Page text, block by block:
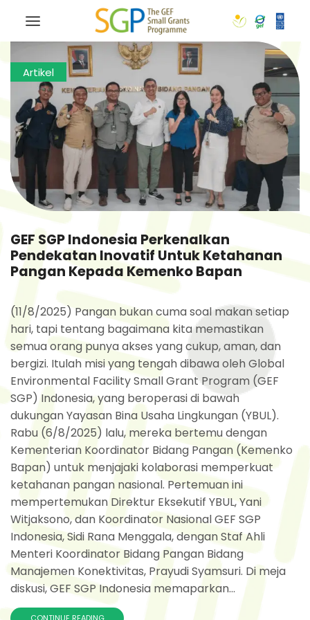
Artikel
GEF SGP Indonesia Perkenalkan
Pendekatan Inovatif Untuk Ketahanan
Pangan Kepada Kemenko Bapan
(11/8/2025) Pangan bukan cuma soal makan setiap
hari, tapi tentang bagaimana kita memastikan
semua orang punya akses yang cukup, aman, dan
bergizi. Itulah misi yang tengah dibawa oleh Global
Environmental Facility Small Grant Program (GEF
SGP) Indonesia, yang beroperasi di bawah
dukungan Yayasan Bina Usaha Lingkungan (YBUL).
Rabu (6/8/2025) lalu, mereka bertemu dengan
Kementerian Koordinator Bidang Pangan (Kemenko
Bapan) untuk menjajaki kolaborasi memperkuat
ketahanan pangan nasional. Pertemuan ini
mempertemukan Direktur Eksekutif YBUL, Yani
Witjaksono, dan Koordinator Nasional GEF SGP
Indonesia, Sidi Rana Menggala, dengan Staf Ahli
Menteri Koordinator Bidang Pangan Bidang
Manajemen Konektivitas, Prayudi Syamsuri. Di meja
diskusi, GEF SGP Indonesia memaparkan...